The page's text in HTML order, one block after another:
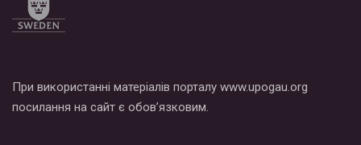
При використанні матеріалів порталу www.upogau.org
посилання на сайт є обов’язковим.